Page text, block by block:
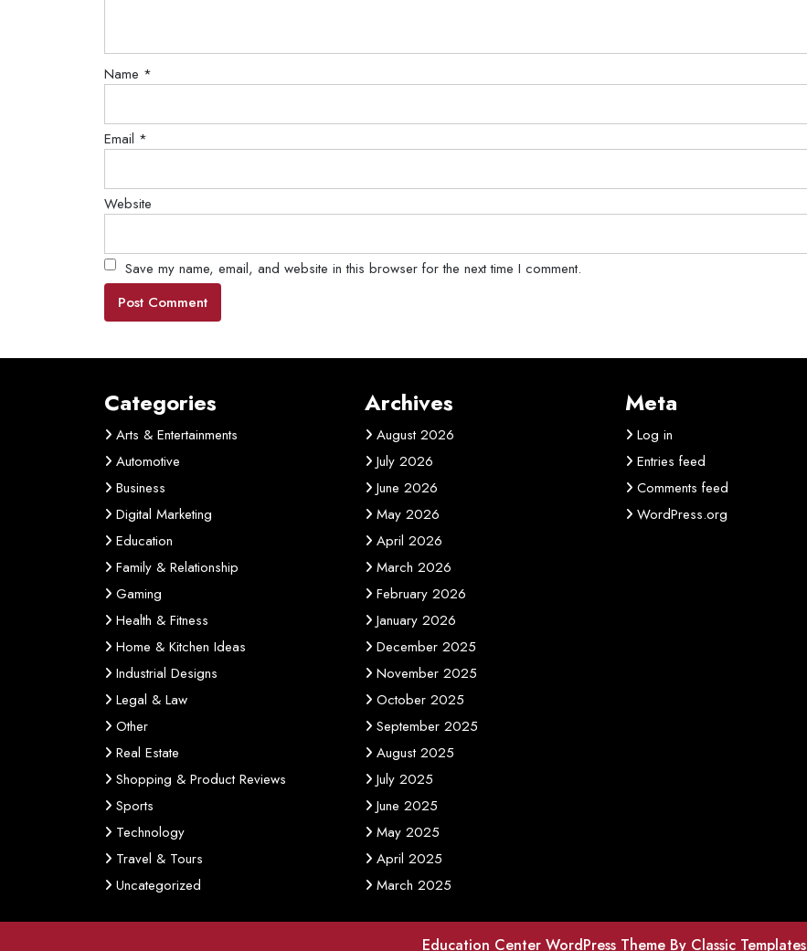
Name *
Email *
Website
Save my name, email, and website in this browser for the next time I comment.
Categories
Arts & Entertainments
Automotive
Business
Digital Marketing
Education
Family & Relationship
Gaming
Health & Fitness
Home & Kitchen Ideas
Industrial Designs
Legal & Law
Other
Real Estate
Shopping & Product Reviews
Sports
Technology
Travel & Tours
Uncategorized
Archives
August 2026
July 2026
June 2026
May 2026
April 2026
March 2026
February 2026
January 2026
December 2025
November 2025
October 2025
September 2025
August 2025
July 2025
June 2025
May 2025
April 2025
March 2025
Meta
Log in
Entries feed
Comments feed
WordPress.org
Education Center WordPress Theme By Classic Templates